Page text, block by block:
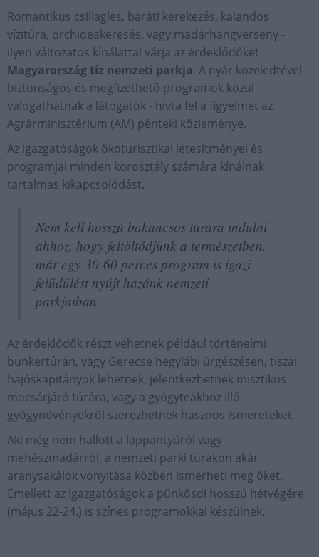
Romantikus csillagles, baráti kerekezés, kalandos
vízitúra, orchideakeresés, vagy madárhangverseny -
ilyen változatos kínálattal várja az érdeklődőket
Magyarország tíz nemzeti parkja. A nyár közeledtével
biztonságos és megfizethető programok közül
válogathatnak a látogatók - hívta fel a figyelmet az
Agrárminisztérium (AM) pénteki közleménye.
Az igazgatóságok ökoturisztikai létesítményei és
programjai minden korosztály számára kínálnak
tartalmas kikapcsolódást.
Nem kell hosszú bakancsos túrára indulni
ahhoz, hogy feltöltődjünk a természetben,
már egy 30-60 perces program is igazi
felüdülést nyújt hazánk nemzeti
parkjaiban.
Az érdeklődők részt vehetnek például történelmi
bunkertúrán, vagy Gerecse hegylábi ürgészésen, tiszai
hajóskapitányok lehetnek, jelentkezhetnek misztikus
mocsárjáró túrára, vagy a gyógyteákhoz illő
gyógynövényekről szerezhetnek hasznos ismereteket.
Aki még nem hallott a lappantyúról vagy
méhészmadárról, a nemzeti parki túrákon akár
aranysakálok vonyítása közben ismerheti meg őket.
Emellett az igazgatóságok a pünkösdi hosszú hétvégére
(május 22-24.) is színes programokkal készülnek.